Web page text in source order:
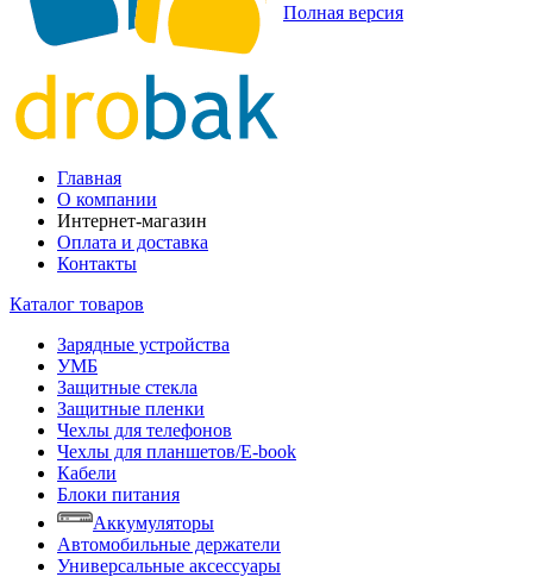
Полная версия
Главная
О компании
Интернет-магазин
Оплата и доставка
Контакты
Каталог товаров
Зарядные устройства
УМБ
Защитные стекла
Защитные пленки
Чехлы для телефонов
Чехлы для планшетов/E-book
Кабели
Блоки питания
Аккумуляторы
Автомобильные держатели
Универсальные аксессуары